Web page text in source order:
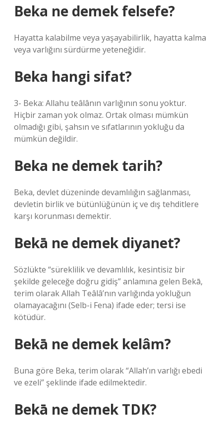
Beka ne demek felsefe?
Hayatta kalabilme veya yaşayabilirlik, hayatta kalma
veya varlığını sürdürme yeteneğidir.
Beka hangi sifat?
3- Beka: Allahu teâlânın varlığının sonu yoktur.
Hiçbir zaman yok olmaz. Ortak olması mümkün
olmadığı gibi, şahsın ve sıfatlarının yokluğu da
mümkün değildir.
Beka ne demek tarih?
Beka, devlet düzeninde devamlılığın sağlanması,
devletin birlik ve bütünlüğünün iç ve dış tehditlere
karşı korunması demektir.
Bekā ne demek diyanet?
Sözlükte “süreklilik ve devamlılık, kesintisiz bir
şekilde geleceğe doğru gidiş” anlamına gelen Bekā,
terim olarak Allah Teâlâ’nın varlığında yokluğun
olamayacağını (Selb-i Fena) ifade eder; tersi ise
kötüdür.
Bekā ne demek kelâm?
Buna göre Beka, terim olarak “Allah’ın varlığı ebedi
ve ezeli” şeklinde ifade edilmektedir.
Bekā ne demek TDK?